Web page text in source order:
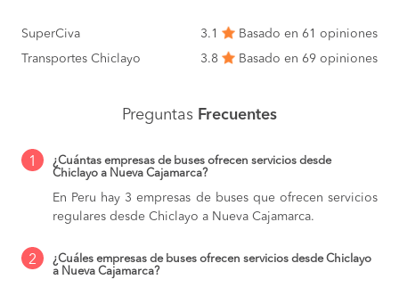
SuperCiva 3.1
Basado en 61 opiniones
Transportes Chiclayo
3.8 Basado en 69 opiniones
Preguntas Frecuentes
1
¿Cuántas empresas de buses ofrecen servicios desde
Chiclayo a Nueva Cajamarca?
En Peru hay 3 empresas de buses que ofrecen servicios
regulares desde Chiclayo a Nueva Cajamarca.
2
¿Cuáles empresas de buses ofrecen servicios desde Chiclayo
a Nueva Cajamarca?